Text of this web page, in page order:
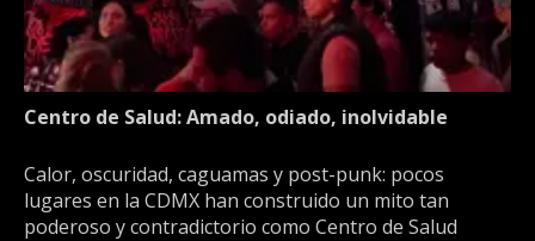
Centro de Salud: Amado, odiado, inolvidable
Calor, oscuridad, caguamas y post-punk: pocos
lugares en la CDMX han construido un mito tan
poderoso y contradictorio como Centro de Salud